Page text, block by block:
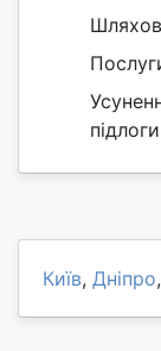
підлоги
Київ, Дніпро,